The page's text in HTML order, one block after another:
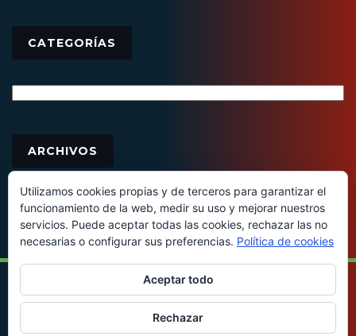
CATEGORÍAS
ARCHIVOS
© 2016 - Todos los derechos reservados
Utilizamos cookies propias y de terceros para garantizar el
funcionamiento de la web, medir su uso y mejorar nuestros
servicios. Puede aceptar todas las cookies, rechazar las no
necesarias o configurar sus preferencias. Política de cookies
Aceptar todo
Rechazar